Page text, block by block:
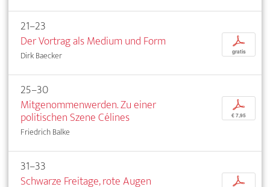
21–23
Der Vortrag als Medium und Form
Dirk Baecker
p
gratis
25–30
Mitgenommenwerden. Zu einer
politischen Szene Célines
Friedrich Balke
p
€ 7,95
31–33
Schwarze Freitage, rote Augen
p